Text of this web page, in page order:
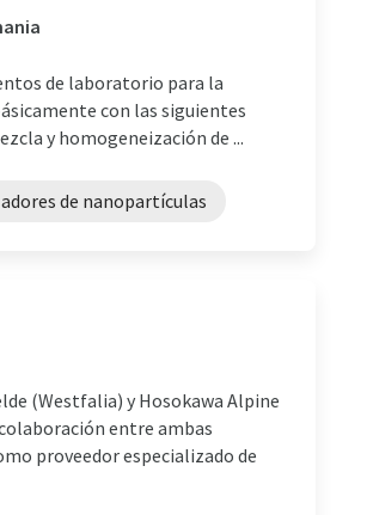
de laboratorio para la
con las siguientes
y homogeneización de ...
de nanopartículas
(Westfalia) y Hosokawa Alpine
colaboración entre ambas
proveedor especializado de